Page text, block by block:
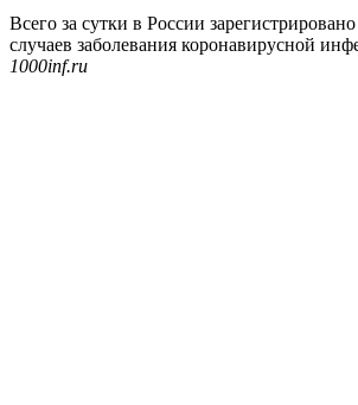
Всего за сутки в России
случаев заболевания коронавирусной
1000inf.ru